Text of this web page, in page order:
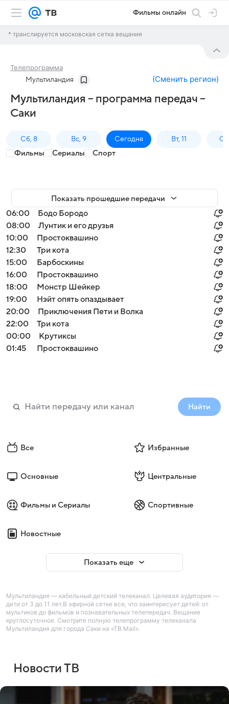
Фильмы онлайн
* транслируется московская сетка вещания
Телепрограмма
Мультиландия (Сменить регион)
Мультиландия – программа передач –
Саки
Сб, 8 Вс, 9 Сегодня Вт, 11
Фильмы Сериалы Спорт
Показать прошедшие передачи
06:00
Бодо Бородо
08:00
Лунтик и его друзья
10:00
Простоквашино
12:30
Три кота
15:00
Барбоскины
16:00
Простоквашино
18:00
Монстр Шейкер
19:00
Нэйт опять опаздывает
20:00
Приключения Пети и Волка
22:00
Три кота
00:00
Крутиксы
01:45
Простоквашино
Найти
Все Избранные
Основные Центральные
Фильмы и Сериалы Спортивные
Новостные
Показать еще
Мультиландия — кабельный детский телеканал. Целевая аудитория —
дети от 3 до 11 лет.В эфирной сетке все, что заинтересует детей: от
мультиков до фильмов и познавательных телепередач. Вещание
круглосуточное. Смотрите полную телепрограмму телеканала
Мультиландия для города Саки на «ТВ Mail».
Новости ТВ